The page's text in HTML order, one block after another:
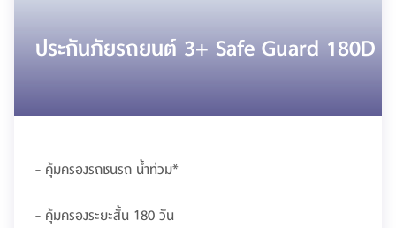
ประกันภัยรถยนต์ 3+ Safe Guard 180D
- คุ้มครองรถชนรถ น้ำท่วม*
- คุ้มครองระยะสั้น 180 วัน